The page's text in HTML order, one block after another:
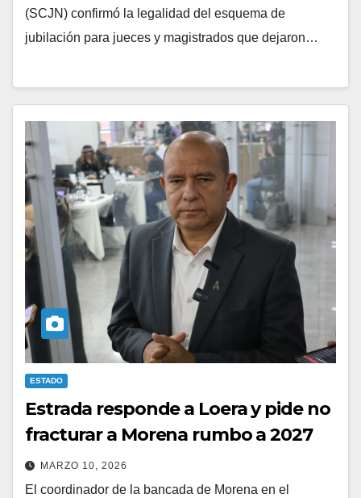
(SCJN) confirmó la legalidad del esquema de
jubilación para jueces y magistrados que dejaron…
ESTADO
Estrada responde a Loera y pide no
fracturar a Morena rumbo a 2027
MARZO 10, 2026
El coordinador de la bancada de Morena en el